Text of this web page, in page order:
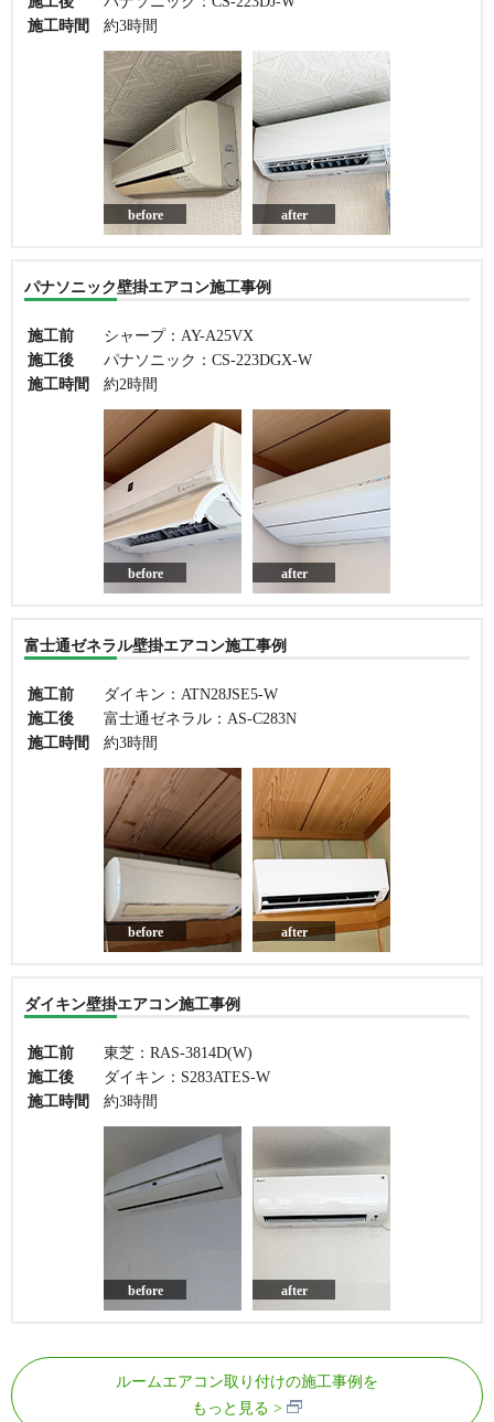
施工時間
約3時間
before after
パナソニック壁掛エアコン施工事例
施工前
シャープ：AY-A25VX
施工後
パナソニック：CS-223DGX-W
施工時間
約2時間
before after
富士通ゼネラル壁掛エアコン施工事例
施工前
ダイキン：ATN28JSE5-W
施工後
富士通ゼネラル：AS-C283N
施工時間
約3時間
before after
ダイキン壁掛エアコン施工事例
施工前
東芝：RAS-3814D(W)
施工後
ダイキン：S283ATES-W
施工時間
約3時間
before after
ルームエアコン取り付けの施工事例を
もっと見る